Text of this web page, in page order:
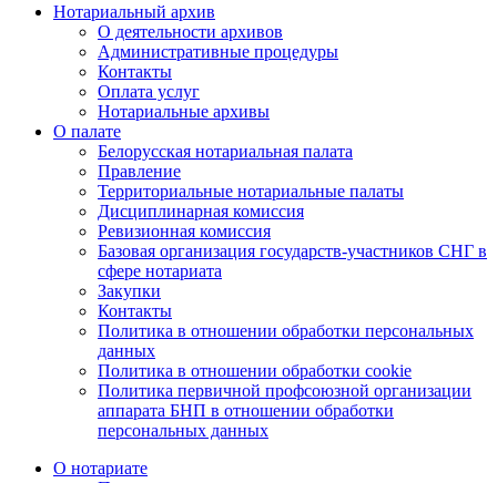
Нотариальный архив
О деятельности архивов
Административные процедуры
Контакты
Оплата услуг
Нотариальные архивы
О палате
Белорусская нотариальная палата
Правление
Территориальные нотариальные палаты
Дисциплинарная комиссия
Ревизионная комиссия
Базовая организация государств-участников СНГ в
сфере нотариата
Закупки
Контакты
Политика в отношении обработки персональных
данных
Политика в отношении обработки cookie
Политика первичной профсоюзной организации
аппарата БНП в отношении обработки
персональных данных
О нотариате